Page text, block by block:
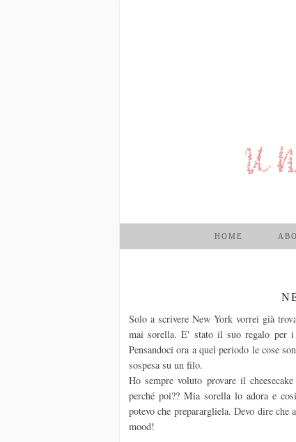
HOME
Solo a scrivere New York vorrei già
mai sorella. E' stato il suo regalo per
Pensandoci ora a quel periodo le cose
sospesa su un filo.
Ho sempre voluto provare il
perché poi?? Mia sorella lo adora e
potevo che preparargliela. Devo dire
mood!